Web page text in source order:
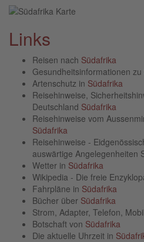
Links
Reisen nach Südafrika
Gesundheitsinformationen zu
Artenschutz in Südafrika
Reisehinweise,
Deutschland Südafrika
Reisehinweise vom
Südafrika
Reisehinweise -
auswärtige Angelegenheiten
Wetter in Südafrika
Wikipedia - Die freie
Fahrpläne in Südafrika
Bücher über Südafrika
Strom, Adapter, Telefon,
Botschaft von Südafrika
Die aktuelle Uhrzeit in